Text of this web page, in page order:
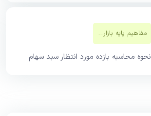
مفاهیم پایه بازار‌های مالی
نحوه محاسبه بازده مورد انتظار سبد سهام